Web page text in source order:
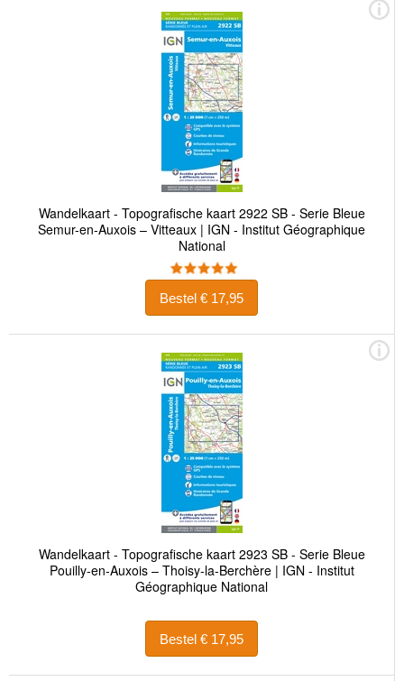
Wandelkaart - Topografische kaart 2922 SB - Serie Bleue
Semur-en-Auxois – Vitteaux | IGN - Institut Géographique
National
Bestel € 17,95
Wandelkaart - Topografische kaart 2923 SB - Serie Bleue
Pouilly-en-Auxois – Thoisy-la-Berchère | IGN - Institut
Géographique National
Bestel € 17,95